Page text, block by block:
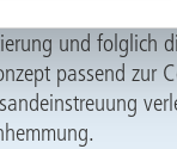
und folglich
passend zur